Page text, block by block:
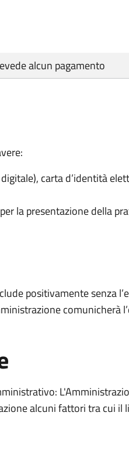
alcun pagamento
carta d’identità
la presentazione della
positivamente senza
comunicherà
alcuni fattori tra cui il